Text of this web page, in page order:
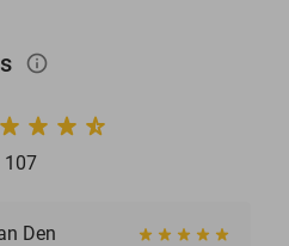
info_outlined
107
Den